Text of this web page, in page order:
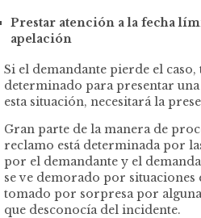
Prestar atención a la fecha
apelación
Si el demandante pierde el
determinado para presentar
esta situación, necesitará la
Gran parte de la manera de
reclamo está determinada por
por el demandante y el
se ve demorado por situaciones
tomado por sorpresa por
que desconocía del incidente.